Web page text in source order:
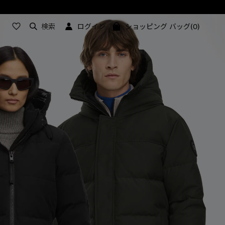
検索 ログイン ショッピング バッグ(0)